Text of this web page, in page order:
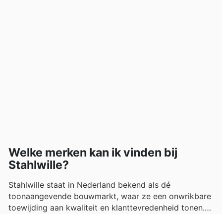
Welke merken kan ik vinden bij
Stahlwille?
Stahlwille staat in Nederland bekend als dé
toonaangevende bouwmarkt, waar ze een onwrikbare
toewijding aan kwaliteit en klanttevredenheid tonen.